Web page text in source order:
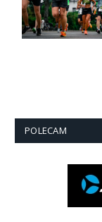
POLECAM